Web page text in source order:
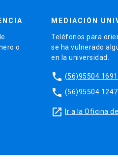
o
MEDIACIÓN
Teléfonos para
se ha vulnerado
en la universidad.
phone (56)95504 1691
phone (56)95504 1247
launch Ir a la Oficina